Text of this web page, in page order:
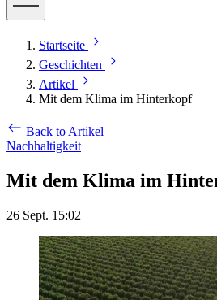
Startseite
Geschichten
Artikel
Mit dem Klima im Hinterkopf
Back to Artikel
Nachhaltigkeit
Mit dem Klima im
26 Sept. 15:02